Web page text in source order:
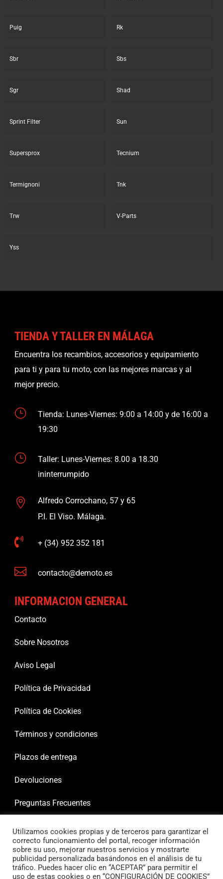
Puig Rk
Sbr Sbs
Sgr Shad
Sprint Filter Sun
Supersprox Tecnium
Termignoni Tnk
Trw V-Parts
Yss
TIENDA Y TALLER EN MÁLAGA
Encuentra los recambios, accesorios y equipamiento
para ti y para tu moto, con las mejores marcas y al
mejor precio.
}
Tienda: Lunes-Viernes: 9:00 a 14:00 y de 16:00 a
19:30
}
Taller: Lunes-Viernes: 8.00 a 18.30
ininterrumpido

Alfredo Corrochano, 57 y 65
P.I. El Viso. Málaga.
 + (34) 952 352 181
 contacto@demoto.es
INFORMACION GENERAL
Contacto
Sobre Nosotros
Aviso Legal
Política de Privacidad
Política de Cookies
Términos y condiciones
Plazos de entrega
Devoluciones
Preguntas Frecuentes
Utilizamos cookies propias y de terceros para garantizar el
correcto funcionamiento del portal, recoger información
sobre su uso, mejorar nuestros servicios y mostrarte
publicidad personalizada basándonos en el análisis de tu
tráfico. Puedes hacer clic en “ACEPTAR” para permitir el
uso de estas cookies o en “CONFIGURACIÓN DE COOKIES”